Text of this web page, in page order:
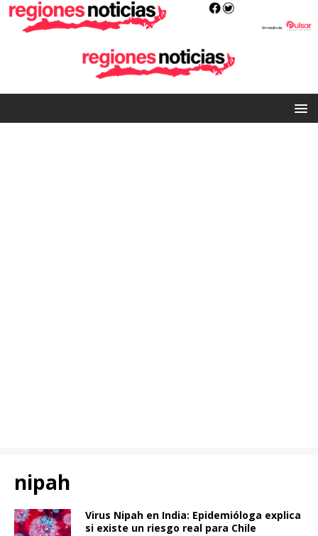
nipah
Virus Nipah en India: Epidemióloga explica
si existe un riesgo real para Chile